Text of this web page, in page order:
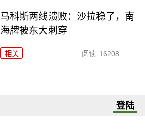
马科斯两线溃败：沙拉稳了，南
海牌被东大刺穿
相关 阅读 16208
登陆